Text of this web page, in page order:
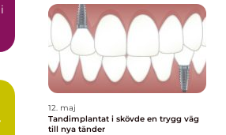
12. maj
Tandimplantat i skövde en trygg väg
till nya tänder